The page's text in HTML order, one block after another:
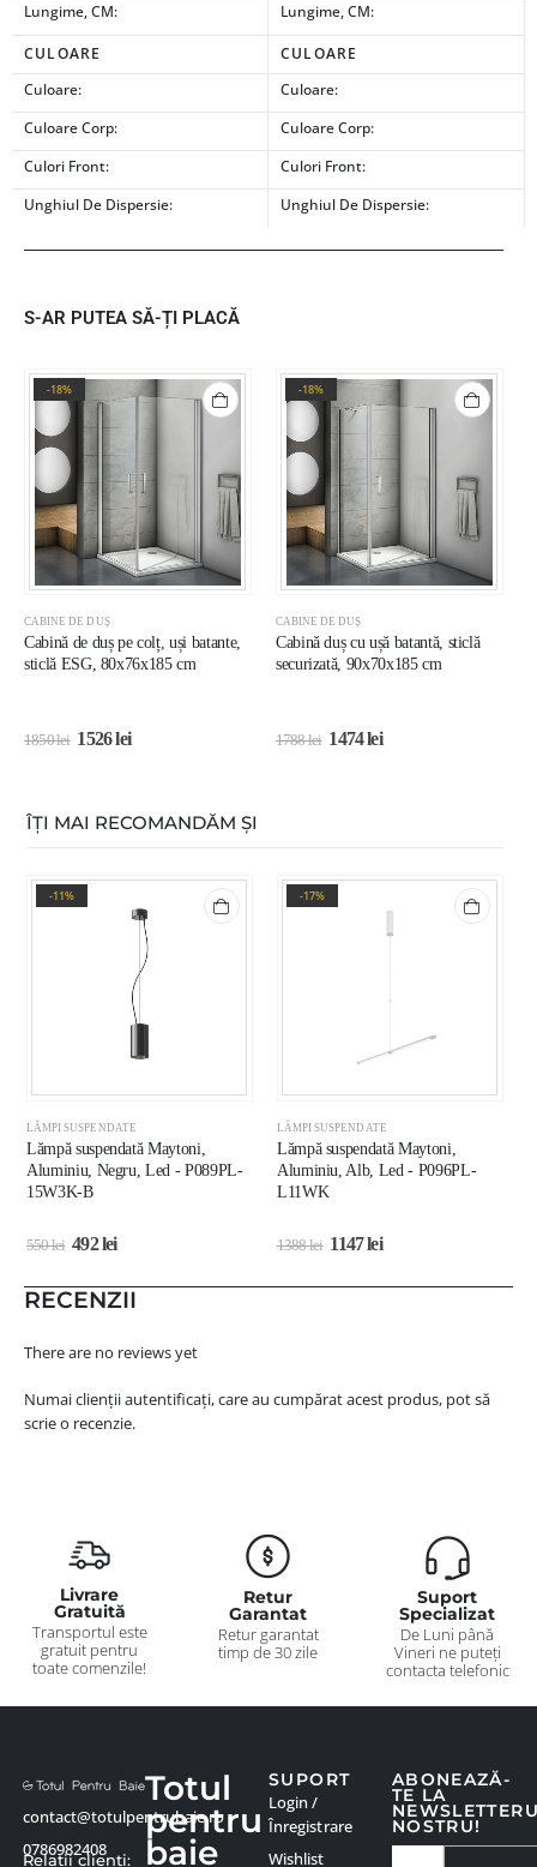
Lungime, CM: Lungime, CM:
CULOARE
CULOARE
Culoare:
Culoare:
Culoare Corp:
Culoare Corp:
Culori Front:
Culori Front:
Unghiul De Dispersie:
Unghiul De Dispersie:
S-AR PUTEA SĂ-ȚI PLACĂ
-18%
CABINE DE DUȘ
Cabină de duș pe colț, uși batante,
sticlă ESG, 80x76x185 cm
1850lei 1526lei
-18%
CABINE DE DUȘ
Cabină duș cu ușă batantă, sticlă
securizată, 90x70x185 cm
1788lei 1474lei
ÎȚI MAI RECOMANDĂM ȘI
-11%
LĂMPI SUSPENDATE
Lămpă suspendată Maytoni,
Aluminiu, Negru, Led - P089PL-
15W3K-B
550lei 492lei
-17%
LĂMPI SUSPENDATE
Lămpă suspendată Maytoni,
Aluminiu, Alb, Led - P096PL-
L11WK
1388lei 1147lei
RECENZII
There are no reviews yet
Numai clienții autentificați, care au cumpărat acest produs, pot să
scrie o recenzie.
Livrare
Gratuită
Transportul este
gratuit pentru
toate comenzile!
Retur
Garantat
Retur garantat
timp de 30 zile
Suport
Specializat
De Luni până
Vineri ne puteți
contacta telefonic
contact@totulpentrubaie.ro
0786982408
Relatii clienți:
ABONEAZĂ-
TE LA
NOSTRU!
Totul
pentru
baie
SUPORT
Login /
Înregistrare
Wishlist